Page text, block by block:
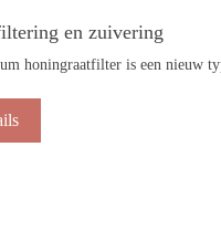
en zuivering
honingraatfilter is een nieuw